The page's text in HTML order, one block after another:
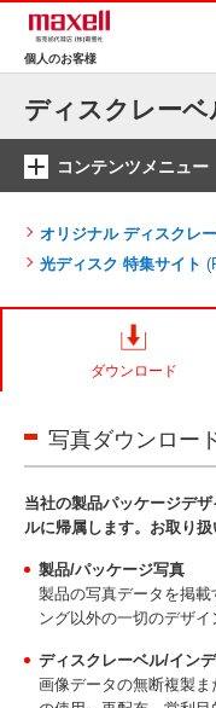
個人のお客様
ディスクレーベ
コンテンツメニュー
オリジナル ディスクレ
光ディスク 特集サイト
ダウンロード
写真ダウンロー
当社の製品パッケージデ
ルに帰属します。お取り扱
製品/パッケージ写真
製品の写真データを掲
ング以外の一切のデザイ
ディスクレーベル/イン
画像データの無断複製